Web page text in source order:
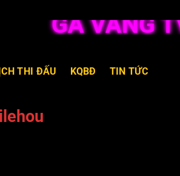
GÀ VÀNG
THI ĐẤU KQBĐ TIN TỨC